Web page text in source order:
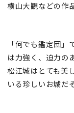
横山大観などの作
「何でも鑑定団
は力強く、迫力の
松江城はとても美
いる珍しいお城だ